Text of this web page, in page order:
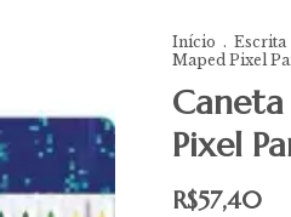
Início . Escrita
Maped Pixel
Pixel
R$57,40